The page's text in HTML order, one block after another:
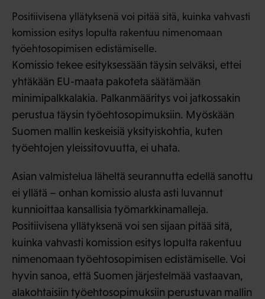
Positiivisena yllätyksenä voi pitää sitä, kuinka vahvasti
komission esitys lopulta rakentuu nimenomaan
työehtosopimisen edistämiselle.
Komissio tekee esityksessään täysin selväksi, ettei
yhtäkään EU-maata pakoteta säätämään
minimipalkkalakia. Palkanmääritys voi jatkossakin
perustua täysin työehtosopimuksiin. Myöskään
Suomen mallin keskeisiä yksityiskohtia, kuten
työehtojen yleissitovuutta, ei uhata.
Asian valmistelua läheltä seurannutta edellä sanottu
ei yllätä – onhan komissio alusta asti luvannut
kunnioittaa kansallisia työmarkkinamalleja.
Positiivisena yllätyksenä voi sen sijaan pitää sitä,
kuinka vahvasti komission esitys lopulta rakentuu
nimenomaan työehtosopimisen edistämiselle. Voi
hyvin sanoa, että Suomen järjestelmää vastaavan,
alakohtaisiin työehtosopimuksiin perustuvan mallin